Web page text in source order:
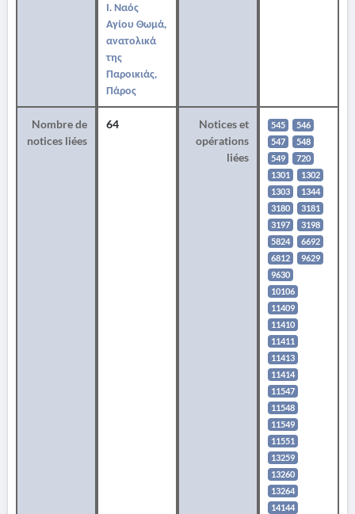
Ι. Ναός
Αγίου Θωμά,
ανατολικά
της
Παροικιάς,
Πάρος
Nombre de
notices liées
64
Notices et
opérations
liées
545
546
547
548
549
720
1301
1302
1303
1344
3180
3181
3197
3198
5824
6692
6812
9629
9630
10106
11409
11410
11411
11413
11414
11547
11548
11549
11551
13259
13260
13264
14144